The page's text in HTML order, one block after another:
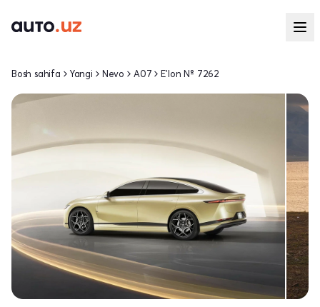
Bosh sahifa Yangi Nevo A07 E'lon № 7262